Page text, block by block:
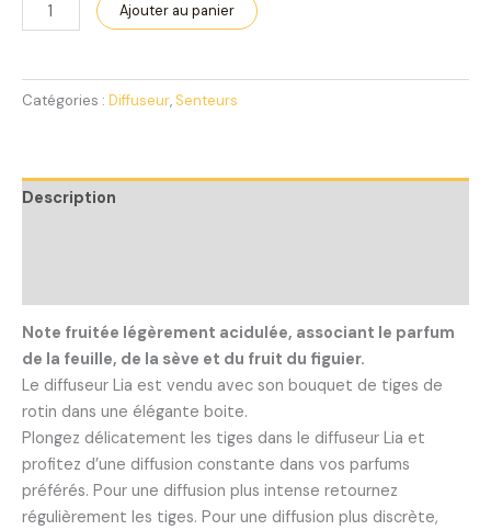
Ajouter au panier
Catégories : Diffuseur, Senteurs
Description
Note fruitée légèrement acidulée, associant le parfum
de la feuille, de la sève et du fruit du figuier.
Le diffuseur Lia est vendu avec son bouquet de tiges de
rotin dans une élégante boite.
Plongez délicatement les tiges dans le diffuseur Lia et
profitez d’une diffusion constante dans vos parfums
préférés. Pour une diffusion plus intense retournez
régulièrement les tiges. Pour une diffusion plus discrète,